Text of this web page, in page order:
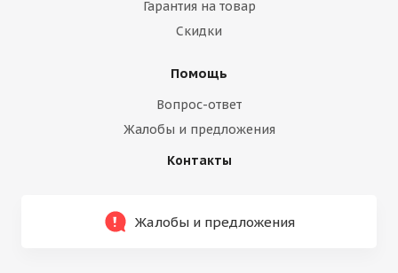
Гарантия на товар
Скидки
Помощь
Вопрос-ответ
Жалобы и предложения
Контакты
Жалобы и предложения